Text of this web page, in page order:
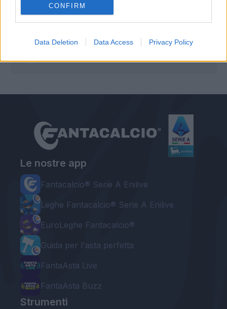
CONFIRM
Data Deletion Data Access Privacy Policy
Le nostre app
Fantacalcio® Serie A Enilive
Leghe Fantacalcio® Serie A Enilive
EuroLeghe Fantacalcio®
Guida per l'asta perfetta
FantaAsta Live
FantaAsta Buzz
Strumenti